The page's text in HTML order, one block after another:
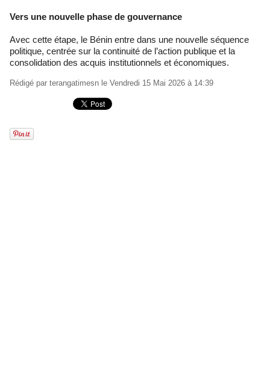
Vers une nouvelle phase de gouvernance
Avec cette étape, le Bénin entre dans une nouvelle séquence
politique, centrée sur la continuité de l’action publique et la
consolidation des acquis institutionnels et économiques.
Rédigé par terangatimesn le Vendredi 15 Mai 2026 à 14:39